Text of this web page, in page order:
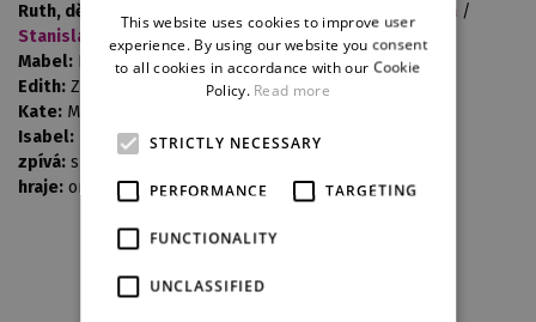
Ruth, děvče pro všechno:
Venuše Zaoralová Dvořáková /
Stanislava Topinková Fořtová
Mabel: Havlíčková Michaela / Miková Gabriela
Edith: Zemanová Mariana
Kate: Marešová Lenka
Isabel:
Borovská Kamila j.h.
zpívá: sbor, muz. a opty DJKT
hraje: orch., souboru muzikálu a opty
ENGLISH
GERMAN
This website uses cookies to improve user
experience. By using our website you consent
to all cookies in accordance with our Cookie
Policy. Read more
STRICTLY NECESSARY
PERFORMANCE TARGETING
FUNCTIONALITY
UNCLASSIFIED